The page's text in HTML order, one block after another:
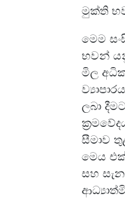
මුක්ති
මෙම
භවන්
මිල
ලබා
සීමාව
මෙය
සහ